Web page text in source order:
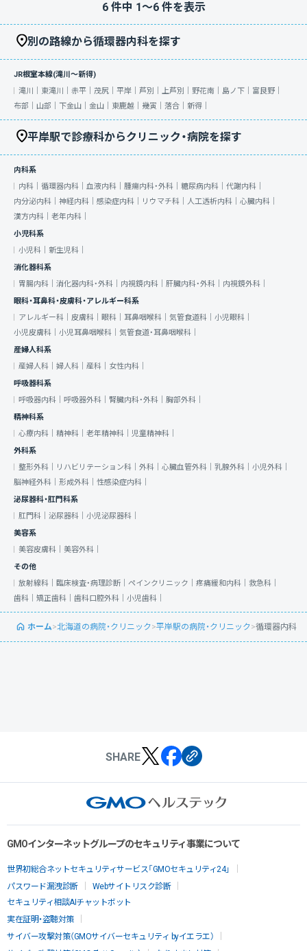
6件中 1〜6件を表示
別の路線から循環器内科を探す
JR根室本線(滝川～新得)
滝川｜ 東滝川｜ 赤平｜ 茂尻｜ 平岸｜ 芦別｜ 上芦別｜ 野花南｜ 島ノ下｜ 富良野｜
布部｜ 山部｜ 下金山｜ 金山｜ 東鹿越｜ 幾寅｜ 落合｜ 新得｜
平岸駅で診療科からクリニック・病院を探す
内科系
内科｜ 循環器内科｜ 血液内科｜ 腫瘍内科・外科｜ 糖尿病内科｜ 代謝内科｜
内分泌内科｜ 神経内科｜ 感染症内科｜ リウマチ科｜ 人工透析内科｜ 心臓内科｜
漢方内科｜ 老年内科｜
小児科系
小児科｜ 新生児科｜
消化器科系
胃腸内科｜ 消化器内科・外科｜ 内視鏡内科｜ 肝臓内科・外科｜ 内視鏡外科｜
眼科・耳鼻科・皮膚科・アレルギー科系
アレルギー科｜ 皮膚科｜ 眼科｜ 耳鼻咽喉科｜ 気管食道科｜ 小児眼科｜
小児皮膚科｜ 小児耳鼻咽喉科｜ 気管食道・耳鼻咽喉科｜
産婦人科系
産婦人科｜ 婦人科｜ 産科｜ 女性内科｜
呼吸器科系
呼吸器内科｜ 呼吸器外科｜ 腎臓内科・外科｜ 胸部外科｜
精神科系
心療内科｜ 精神科｜ 老年精神科｜ 児童精神科｜
外科系
整形外科｜
リハビリテーション科｜ 外科｜ 心臓血管外科｜ 乳腺外科｜ 小児外科｜
脳神経外科｜ 形成外科｜ 性感染症内科｜
泌尿器科・肛門科系
肛門科｜ 泌尿器科｜ 小児泌尿器科｜
美容系
美容皮膚科｜ 美容外科｜
その他
放射線科｜ 臨床検査・病理診断｜ ペインクリニック｜ 疼痛緩和内科｜ 救急科｜
歯科｜ 矯正歯科｜ 歯科口腔外科｜ 小児歯科｜
ホーム>北海道の病院・クリニック>平岸駅の病院・クリニック>循環器内科
SHARE
GMOインターネットグループのセキュリティ事業について
世界初総合ネットセキュリティサービス「GMOセキュリティ24」
パスワード漏洩診断
Webサイトリスク診断
セキュリティ相談AIチャットボット
実在証明・盗聴対策
サイバー攻撃対策（GMOサイバーセキュリティ byイエラエ）